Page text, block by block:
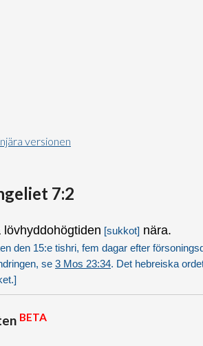
versionen
7:2
[sukkot] nära.
den 15:e tishri, fem dagar efter
se 3 Mos 23:34. Det hebreiska
BETA